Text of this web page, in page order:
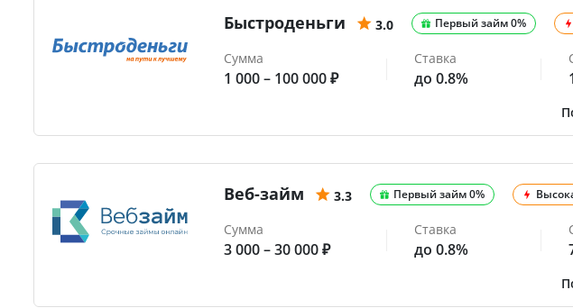
Быстроденьги 3.0 Первый займ 0%
Сумма
1 000 – 100 000 ₽
Ставка
до 0.8%
Веб-займ 3.3 Первый займ 0%
Сумма
3 000 – 30 000 ₽
Ставка
до 0.8%